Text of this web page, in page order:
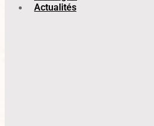
Actualités